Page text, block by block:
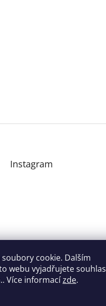
cookie. Dalším
webu vyjadřujete souhlas
Více informacízde.
Instagram